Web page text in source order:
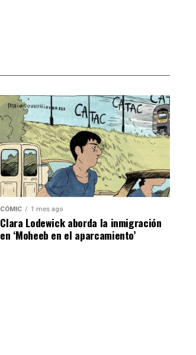
CÓMIC 1 mes ago
Clara Lodewick aborda la inmigración
en ‘Moheeb en el aparcamiento’